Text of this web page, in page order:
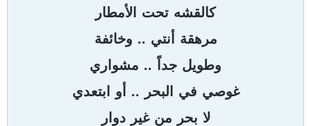
كالقشه تحت
الأمطار
مرهقة
أنتي .. وخائفة
وطويل جداً .. مشواري
غوصي في البحر .. أو
ابتعدي
لا بحر من غير
دوار